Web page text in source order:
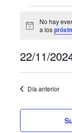
Eventos
22,
2024
Aviso
No hay
a los
22/11/
fecha.
Día anterior